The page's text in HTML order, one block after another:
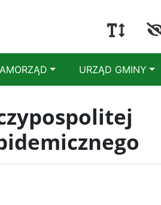
URZĄD GMINY